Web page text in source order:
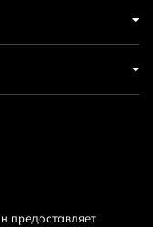
предоставляет